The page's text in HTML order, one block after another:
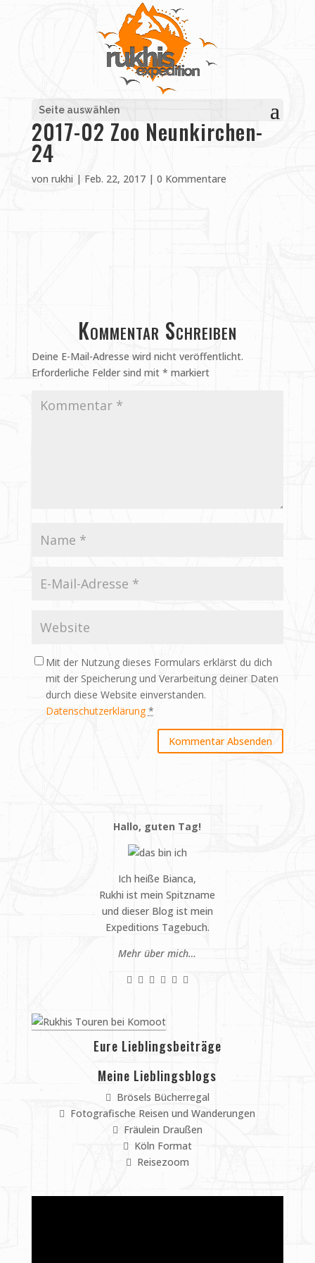
Seite auswählen
2017-02 Zoo Neunkirchen-
24
von rukhi| Feb. 22, 2017| 0 Kommentare
Kommentar Schreiben
Deine E-Mail-Adresse wird nicht veröffentlicht.
Erforderliche Felder sind mit * markiert
Mit der Nutzung dieses Formulars erklärst du dich
mit der Speicherung und Verarbeitung deiner Daten
durch diese Website einverstanden.
Datenschutzerklärung *
Hallo, guten Tag!
Ich heiße Bianca,
Rukhi ist mein Spitzname
und dieser Blog ist mein
Expeditions Tagebuch.
Mehr über mich…
Eure Lieblingsbeiträge
Meine Lieblingsblogs
Brösels Bücherregal
Fotografische Reisen und Wanderungen
Fräulein Draußen
Köln Format
Reisezoom